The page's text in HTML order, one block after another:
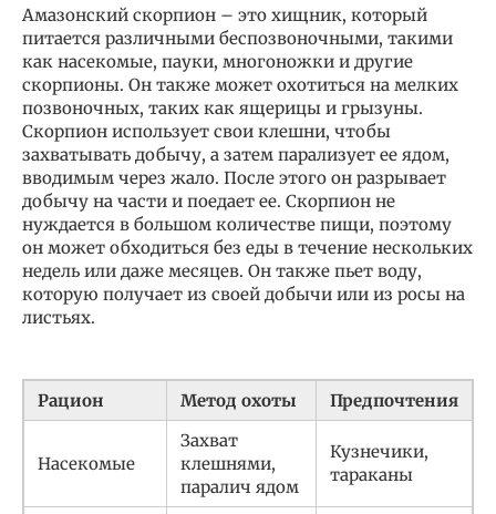
Амазонский скорпион – это хищник, который
питается различными беспозвоночными, такими
как насекомые, пауки, многоножки и другие
скорпионы. Он также может охотиться на мелких
позвоночных, таких как ящерицы и грызуны.
Скорпион использует свои клешни, чтобы
захватывать добычу, а затем парализует ее ядом,
вводимым через жало. После этого он разрывает
добычу на части и поедает ее. Скорпион не
нуждается в большом количестве пищи, поэтому
он может обходиться без еды в течение нескольких
недель или даже месяцев. Он также пьет воду,
которую получает из своей добычи или из росы на
листьях.
Рацион Метод охоты Предпочтения
Насекомые
Захват
клешнями,
паралич ядом
Кузнечики,
тараканы